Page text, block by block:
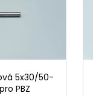
5x30/50-
PBZ